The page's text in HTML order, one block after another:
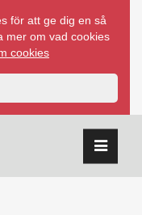
för att ge dig en så
mer om vad cookies
cookies